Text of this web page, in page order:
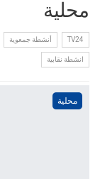
محلية
TV24 أنشطة جمعوية
انشطة نقابية
محلية